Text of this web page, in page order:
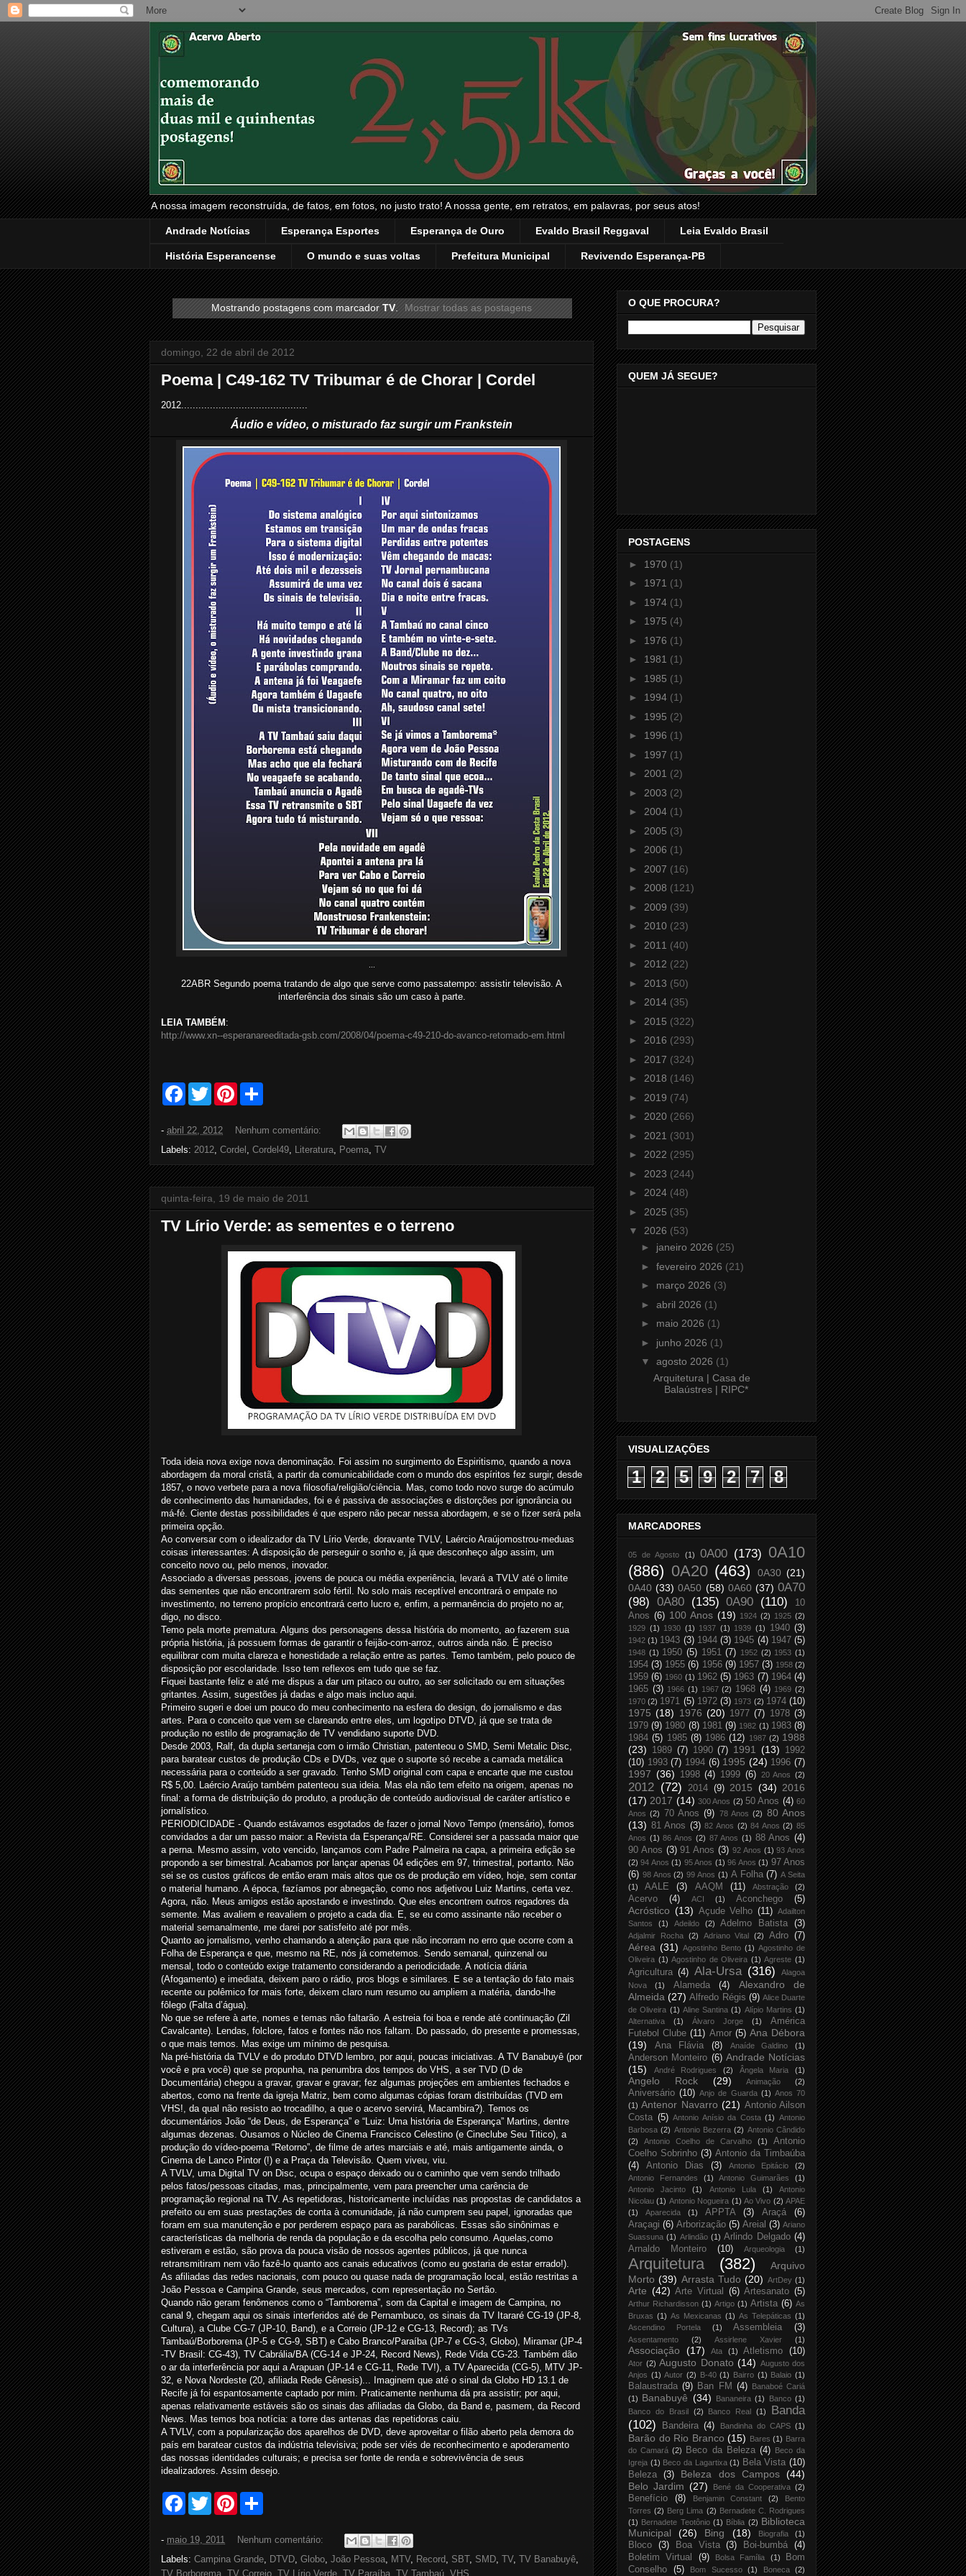
A nossa imagem reconstruída, de fatos, em fotos, no justo trato! A nossa gente, em retratos, em palavras, por seus atos!
Andrade Notícias Esperança Esportes Esperança de Ouro Evaldo Brasil Reggaval Leia Evaldo Brasil
História Esperancense O mundo e suas voltas Prefeitura Municipal Revivendo Esperança-PB
Mostrando postagens com marcadorTV. Mostrar todas as postagens
domingo, 22 de abril de 2012
Poema | C49-162 TV Tribumar é de Chorar | Cordel
2012............................................
Áudio e vídeo, o misturado faz surgir um Frankstein
22ABR Segundo poema tratando de algo que serve como passatempo: assistir televisão. A
interferência dos sinais são um caso à parte.
LEIA TAMBÉM :
http://www.xn--esperanareeditada-gsb.com/2008/04/poema-c49-210-do-avanco-retomado-em.html
F
b
o
k
T
w
t
e
P
e
r
s
t
e
- abril 22, 2012
Nenhum comentário:
Labels: 2012, Cordel , Cordel49, Literatura, Poema, TV
quinta-feira, 19 de maio de 2011
TV Lírio Verde: as sementes e o terreno
Toda ideia nova exige nova denominação. Foi assim no surgimento do Espiritismo, quando a nova
abordagem da moral cristã, a partir da comunicabilidade com o mundo dos espíritos fez surgir, desde
1857, o novo verbete para a nova filosofia/religião/ciência. Mas, como todo novo surge do acúmulo
de conhecimento das humanidades, foi e é passiva de associações e distorções por ignorância ou
má-fé. Ciente destas possibilidades é que espero não pecar nessa abordagem, e se o fizer será pela
primeira opção.
Ao conversar com o idealizador da TV Lírio Verde, doravante TVLV, Laércio Araújomostrou-meduas
coisas interessantes: A disposição de perseguir o sonho e, já que desconheço algo assim, um
conceito novo ou, pelo menos, inovador.
Associado a diversas pessoas, jovens de pouca ou média experiência, levará a TVLV até o limite
das sementes que não encontrarem solo fértil. No solo mais receptível encontrará o empate no
investimento, no terreno propício encontrará certo lucro e, enfim, a permanência do projeto no ar,
digo, no disco.
Temo pela morte prematura. Alguns dos personagens dessa história do momento, ao fazerem sua
própria história, já possuem formas de garantir o feijão-com-arroz, outros ainda não. É preciso
equilibrar com muita clareza e honestidade a relação entre as partes. Temo também, pelo pouco de
disposição por escolaridade. Isso tem reflexos em tudo que se faz.
Fiquei bastante feliz e até me dispus a dar um pitaco ou outro, ao ser solicitado ou em situações
gritantes. Assim, sugestões já dadas e algo mais incluo aqui.
Primeiro sugeri e doei um pouco do meu conhecimento na esfera do design, do jornalismo e das
artes. Para o conceito que vem se clareando entre eles, um logotipo DTVD, já que se trata de
produção no estilo de programação de TV vendidano suporte DVD.
Desde 2003, Ralf, da dupla sertaneja com o irmão Christian, patenteou o SMD, Semi Metalic Disc,
para baratear custos de produção CDs e DVDs, vez que o suporte só recebe a camada metálica
necessária para o conteúdo a ser gravado. Tenho SMD original com capa e encarte que me custou
R$ 5,00. Laércio Araújo também patenteou sua ideia. Mas ela não tem efeito na origem, apenas no
final: a forma de distribuição do produto, a produção de conteúdo audiovisual de caráter artístico e
jornalístico.
PERIODICIDADE - Quando estávamos esgotados de fazer o jornal Novo Tempo (mensário), fomos
convidados a dar um passo maior: a Revista da Esperança/RE. Considerei ser a passada maior que
a perna. Mesmo assim, voto vencido, lançamos com Padre Palmeira na capa, a primeira edição se
propondo a ser bimestral. Acabamos por lançar apenas 04 edições em 97, trimestral, portanto. Não
sei se os custos gráficos de então eram mais altos que os de produção em vídeo, hoje, sem contar
o material humano. A época, fazíamos por abnegação, como nos adjetivou Luiz Martins, certa vez.
Agora, não. Meus amigos estão apostando e investindo. Que eles encontrem outros regadores da
semente. Mas avaliem e reavaliem o projeto a cada dia. E, se eu como assinante não receber o
material semanalmente, me darei por satisfeito até por mês.
Quanto ao jornalismo, venho chamando a atenção para que não incorram no erro que ocorre com a
Folha de Esperança e que, mesmo na RE, nós já cometemos. Sendo semanal, quinzenal ou
mensal, todo o conteúdo exige tratamento considerando a periodicidade. A notícia diária
(Afogamento) e imediata, deixem paro o rádio, pros blogs e similares. E se a tentação do fato mais
recente ou polêmico for mais forte, deixem claro num resumo ou ampliem a matéria, dando-lhe
fôlego (Falta d’água).
No que se refere à arte, nomes e temas não faltarão. A estreia foi boa e rende até continuação (Zil
Cavalcante). Lendas, folclore, fatos e fontes não nos faltam. Do passado, do presente e promessas,
o que mais temos. Mas exige um mínimo de pesquisa.
Na pré-história da TVLV e do produto DTVD lembro, por aqui, poucas iniciativas. A TV Banabuyê (por
você e pra você) que se propunha, na penumbra dos tempos do VHS, a ser TVD (D de
Documentária) chegou a gravar, gravar e gravar; fez algumas projeções em ambientes fechados e
abertos, como na frente da igreja Matriz, bem como algumas cópias foram distribuídas (TVD em
VHS!, da qual não resisto ao trocadilho, a que o acervo servirá, Macambira?). Temos os
documentários João “de Deus, de Esperança” e “Luiz: Uma história de Esperança” Martins, dentre
algumas dezenas. Ousamos o Núcleo de Cinema Francisco Celestino (e Cineclube Seu Titico), a
produção do vídeo-poema “Retorno”, de filme de artes marciais e até, mais antigamente ainda, o
Cinema de Lanco Pintor (!) e a Praça da Televisão. Quem viveu, viu.
A TVLV, uma Digital TV on Disc, ocupa o espaço deixado ou o caminho que vem sendo trilhado
pelos fatos/pessoas citadas, mas, principalmente, vem para preencher uma carência de
programação regional na TV. As repetidoras, historicamente incluídas nas propostas de candidatos a
prefeito ou em suas prestações de conta à comunidade, já não cumprem seu papel, ignoradas que
foram em sua manutenção e por perderem espaço para as parabólicas. Essas são sinônimas e
características da melhoria de renda da população e da escolha pelo consumo. Aquelas,como
estiveram e estão, são prova da pouca visão de nossos agentes públicos, já que nunca
retransmitiram nem vão fazê-lo quanto aos canais educativos (como eu gostaria de estar errado!).
As afiliadas das redes nacionais, com pouco ou quase nada de programação local, estão restritas a
João Pessoa e Campina Grande, seus mercados, com representação no Sertão.
Quando não geram fenômenos como o “Tamborema”, som da Capital e imagem de Campina, no
canal 9, chegam aqui os sinais interferidos até de Pernambuco, os sinais da TV Itararé CG-19 (JP-8,
Cultura), a Clube CG-7 (JP-10, Band), e a Correio (JP-12 e CG-13, Record); as TVs
Tambaú/Borborema (JP-5 e CG-9, SBT) e Cabo Branco/Paraíba (JP-7 e CG-3, Globo), Miramar (JP-4
-TV Brasil: CG-43), TV Cabrália/BA (CG-14 e JP-24, Record News), Rede Vida CG-23. Também dão
o ar da interferência por aqui a Arapuan (JP-14 e CG-11, Rede TV!), a TV Aparecida (CG-5), MTV JP-
32, e Nova Nordeste (20, afiliada Rede Gênesis)... Imaginem que até o sinal da Globo HD 13.1 de
Recife já foi espantosamente captado por mim. Praticamente nenhuma dá pra assistir; por aqui,
apenas relativamente estáveis são os sinais das afiliadas da Globo, da Band e, pasmem, da Record
News. Mas temos boa notícia: a torre das antenas das repetidoras caiu.
A TVLV, com a popularização dos aparelhos de DVD, deve aproveitar o filão aberto pela demora do
país em baratear custos da indústria televisiva; pode ser viés de reconhecimento e apoderamento
das nossas identidades culturais; e precisa ser fonte de renda e sobrevivência de seus
idealizadores. Assim desejo.
F
b
o
T
w
t
e
P
e
r
e
- maio 19, 2011
Nenhum comentário:
Labels: Campina Grande, DTVD, Globo, João Pessoa, MTV, Record, SBT, SMD, TV, TV Banabuyê,
TV Borborema TV Correio TV Lírio Verde TV Paraíba TV Tambaú VHS
O QUE PROCURA?
QUEM JÁ SEGUE?
POSTAGENS
► 1970 (1)
► 1971 (1)
► 1974 (1)
► 1975 (4)
► 1976 (1)
► 1981 (1)
► 1985 (1)
► 1994 (1)
► 1995 (2)
► 1996 (1)
► 1997 (1)
► 2001 (2)
► 2003 (2)
► 2004 (1)
► 2005 (3)
► 2006 (1)
► 2007 (16)
► 2008 (121)
► 2009 (39)
► 2010 (23)
► 2011 (40)
► 2012 (22)
► 2013 (50)
► 2014 (35)
► 2015 (322)
► 2016 (293)
► 2017 (324)
► 2018 (146)
► 2019 (74)
► 2020 (266)
► 2021 (301)
► 2022 (295)
► 2023 (244)
► 2024 (48)
► 2025 (35)
▼ 2026 (53)
► janeiro 2026 (25)
► fevereiro 2026 (21)
► março 2026 (3)
► abril 2026 (1)
► maio 2026 (1)
► junho 2026 (1)
▼ agosto 2026 (1)
Arquitetura | Casa de
Balaústres | RIPC*
VISUALIZAÇÕES
1 2 5 9 2 7 8
MARCADORES
05 de Agosto (1) 0A00 (173) 0A10
(886) 0A20 (463) 0A30 (21)
0A40 (33) 0A50 (58) 0A60 (37) 0A70
(98) 0A80 (135) 0A90 (110)
10
Anos (6) 100 Anos (19) 1924 (2) 1925 (2)
1929 (1) 1930 (1) 1937 (1) 1939 (1) 1940 (3)
1942 (1) 1943 (3) 1944 (3) 1945 (4) 1947 (5)
1948 (1) 1950 (5) 1951 (7) 1952 (2) 1953 (1)
1954 (3) 1955 (6) 1956 (9) 1957 (3) 1958 (2)
1959 (6) 1960 (1) 1962 (5) 1963 (7) 1964 (4)
1965 (3) 1966 (1) 1967 (2) 1968 (4) 1969 (2)
1970 (2) 1971 (5) 1972 (3) 1973 (2) 1974 (10)
1975 (18) 1976 (20) 1977 (7) 1978 (3)
1979 (9) 1980 (8) 1981 (9) 1982 (1) 1983 (8)
1984 (5) 1985 (8) 1986 (12) 1987 (2) 1988
(23)
1989 (7) 1990 (7) 1991 (13)
1992
(10) 1993 (7) 1994 (6) 1995 (24) 1996 (7)
1997 (36) 1998 (4) 1999 (6) 20 Anos (2)
2012 (72) 2014 (9) 2015 (34) 2016
(17) 2017 (14) 300 Anos (2) 50 Anos (4) 60
Anos (2) 70 Anos (9) 78 Anos (2) 80 Anos
(13) 81 Anos (3) 82 Anos (2) 84 Anos (2) 85
Anos (1) 86 Anos (2) 87 Anos (1) 88 Anos (4)
90 Anos (3) 91 Anos (3) 92 Anos (1) 93 Anos
(2) 94 Anos (1) 95 Anos (1) 96 Anos (1) 97 Anos
(6) 98 Anos (2) 99 Anos (1) A Folha (7) A Seita
(1)
AALE (3) AAQM (11) Abstração (2)
Acervo (4) ACI (1) Aconchego (5)
Acróstico (13) Açude Velho (11) Adailton
Santos
(1) Adeildo (2) Adelmo Batista (3)
Adjalmir Rocha (2) Adriano Vital (2) Adro (7)
Aérea (31) Agostinho Bento (1) Agostinho de
Oliveira (1) Agostinho de Oliveira (1) Agreste (1)
Agricultura (4) Ala-Ursa (316)
Alagoa
Nova
(1) Alameda (4)
Alexandro de
Almeida (27) Alfredo Régis (9) Alice Duarte
de Oliveira (1) Aline Santina (1) Alípio Martins (1)
Alternativa
(1) Álvaro Jorge (1)
América
Futebol Clube (11) Amor (5) Ana Débora
(19)
Ana Flávia (8) Anaíde Galdino (1)
Anderson Monteiro (6) Andrade Notícias
(15)
André Rodrigues (2) Ângela Maria (1)
Angelo Rock (29) Animação (2)
Aniversário (10) Anjo de Guarda (1) Anos 70
(1) Antenor Navarro (21) Antonio Ailson
Costa (5) Antonio Anísio da Costa (1) Antonio
Barbosa (2) Antonio Bezerra (2) Antonio Cândido
(2)
Antonio Coelho de Carvalho (1)
Antonio
Coelho Sobrinho (3) Antonio da Timbaúba
(4)
Antonio Dias (3) Antonio Epitácio
(2)
Antonio Fernandes
(1) Antonio Guimarães
(1)
Antonio Jacinto
(1) Antonio Lula (1)
Antonio
Nicolau (1) Antonio Nogueira (1) Ao Vivo (2) APAE
(1)
Aparecida (1) APPTA (3) Araçá
(6)
Araçagi (6) Arborização (5) Areial (3) Ariano
Suassuna (1) Arlindão (1) Arlindo Delgado (4)
Arnaldo Monteiro
(10) Arqueologia (1)
Arquitetura (382)
Arquivo
Morto (39) Arrasta Tudo (20) ArtDey (1)
Arte (42) Arte Virtual (6) Artesanato (5)
Arthur Richardisson (1) Artigo (1) Artista (6) As
Bruxas (1) As Mexicanas (1) As Telepáticas (1)
Ascendino Portela
(1) Assembleia (3)
Assentamento (2) Assirlene Xavier (1)
Associação (17) Ata (1) Atletismo (10)
Ator (2) Augusto Donato (14) Augusto dos
Anjos (1) Autor (2) B-40 (1) Bairro (1) Balaio (1)
Balaustrada (9) Ban FM (4)
Banaboé Cariá
(1) Banabuyê (34) Bananeira (1) Banco (1)
Banco do Brasil
(2) Banco Real (1)
Banda
(102)
Bandeira (4) Bandinha do CAPS (1)
Barão do Rio Branco (15) Bares (1) Barra
do Camará (2) Beco da Beleza (4)
Beco da
Igreja (1) Beco da Lagartixa (1) Bela Vista (10)
Beleza
(3) Beleza dos Campos (44)
Belo Jardim (27) Bené da Cooperativa (2)
Benefício (8) Benjamin Constant (2)
Bento
Torres (2) Berg Lima (2) Bernadete C. Rodrigues
(1) Bernadete Teotônio (1) Bíblia (2) Biblioteca
Municipal
(26) Bing (18) Biografia (1)
Bloco (3) Boa Vista (3) Boi-bumbá
(4)
Boletim Virtual
(9) Bolsa Família (1)
Bom
Conselho
(5) Bom Sucesso (1) Boneca (2)